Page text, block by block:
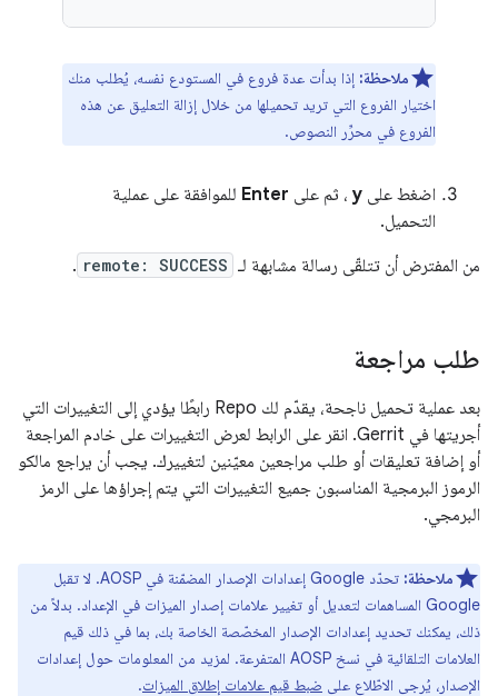
ملاحظة: إذا بدأت عدة فروع في المستودع نفسه، يُطلب منك
اختيار الفروع التي تريد تحميلها من خلال إزالة التعليق عن هذه
الفروع في محرِّر النصوص.
اضغط على y ، ثم على Enter للموافقة على عملية
التحميل.
من المفترض أن تتلقّى رسالة مشابهة لـ remote: SUCCESS
.
طلب مراجعة
بعد عملية تحميل ناجحة، يقدّم لك Repo رابطًا يؤدي إلى التغييرات التي
أجريتها في Gerrit. انقر على الرابط لعرض التغييرات على خادم المراجعة
أو إضافة تعليقات أو طلب مراجعين معيّنين لتغييرك. يجب أن يراجع مالكو
الرموز البرمجية المناسبون جميع التغييرات التي يتم إجراؤها على الرمز
البرمجي.
ملاحظة:
تحدّد Google إعدادات الإصدار المضمّنة في AOSP. لا تقبل
Google المساهمات لتعديل أو تغيير علامات إصدار الميزات في الإعداد. بدلاً من
ذلك، يمكنك تحديد إعدادات الإصدار المخصّصة الخاصة بك، بما في ذلك قيم
العلامات التلقائية في نسخ AOSP المتفرعة. لمزيد من المعلومات حول إعدادات
الإصدار، يُرجى الاطّلاع على ضبط قيم علامات إطلاق الميزات.